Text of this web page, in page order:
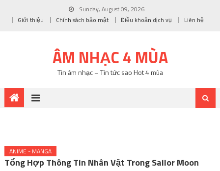
Sunday, August 09, 2026
Giới thiệu
Chính sách bảo mật Điều khoản dịch vụ Liên hệ
ÂM NHẠC 4 MÙA
Tin âm nhạc – Tin tức sao Hot 4 mùa
ANIME - MANGA
Tổng Hợp Thông Tin Nhân Vật Trong Sailor Moon